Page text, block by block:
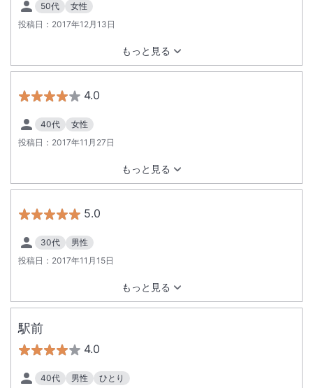
50代
女性
投稿日： 2017年12月13日
もっと見る
4.0
40代
女性
投稿日： 2017年11月27日
もっと見る
5.0
30代
男性
投稿日： 2017年11月15日
もっと見る
駅前
4.0
40代 男性
ひとり